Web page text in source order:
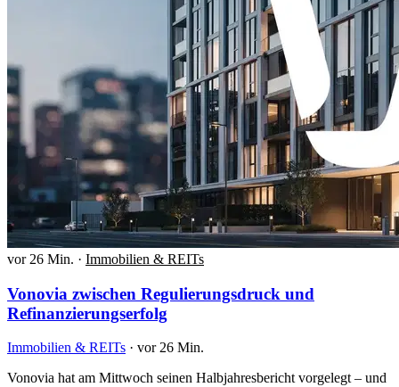
vor 26 Min. · Immobilien & REITs
Vonovia zwischen Regulierungsdruck und
Refinanzierungserfolg
Immobilien & REITs · vor 26 Min.
Vonovia hat am Mittwoch seinen Halbjahresbericht vorgelegt – und